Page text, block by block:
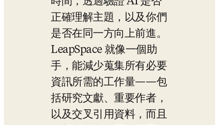
正確理解主題，以及你們
是否在同一方向上前進。
LeapSpace 就像一個助
手，能減少蒐集所有必要
資訊所需的工作量——包
括研究文獻、重要作者，
以及交叉引用資料，而且